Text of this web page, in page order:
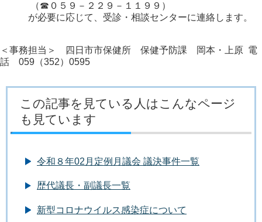
（☎０５９－２２９－１１９９）
が必要に応じて、受診・相談センターに連絡します。
＜事務担当＞ 四日市市保健所 保健予防課 岡本・上原 電
話 059（352）0595
この記事を見ている人はこんなページ
も見ています
令和８年02月定例月議会 議決事件一覧
歴代議長・副議長一覧
新型コロナウイルス感染症について